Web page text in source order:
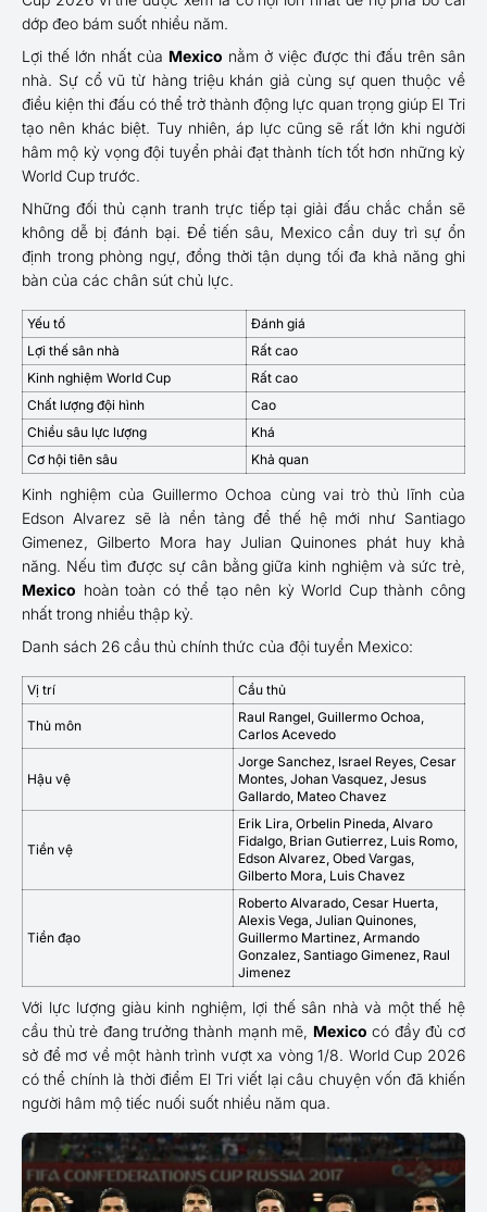
dớp đeo bám suốt nhiều năm.
Lợi thế lớn nhất của Mexico nằm ở việc được thi đấu trên sân
nhà. Sự cổ vũ từ hàng triệu khán giả cùng sự quen thuộc về
điều kiện thi đấu có thể trở thành động lực quan trọng giúp El Tri
tạo nên khác biệt. Tuy nhiên, áp lực cũng sẽ rất lớn khi người
hâm mộ kỳ vọng đội tuyển phải đạt thành tích tốt hơn những kỳ
World Cup trước.
Những đối thủ cạnh tranh trực tiếp tại giải đấu chắc chắn sẽ
không dễ bị đánh bại. Để tiến sâu, Mexico cần duy trì sự ổn
định trong phòng ngự, đồng thời tận dụng tối đa khả năng ghi
bàn của các chân sút chủ lực.
Yếu tố
Đánh giá
Lợi thế sân nhà
Rất cao
Kinh nghiệm World Cup
Rất cao
Chất lượng đội hình
Cao
Chiều sâu lực lượng
Khá
Cơ hội tiên sâu
Khả quan
Kinh nghiệm của Guillermo Ochoa cùng vai trò thủ lĩnh của
Edson Alvarez sẽ là nền tảng để thế hệ mới như Santiago
Gimenez, Gilberto Mora hay Julian Quinones phát huy khả
năng. Nếu tìm được sự cân bằng giữa kinh nghiệm và sức trẻ,
Mexico hoàn toàn có thể tạo nên kỳ World Cup thành công
nhất trong nhiều thập kỷ.
Danh sách 26 cầu thủ chính thức của đội tuyển Mexico:
Vị trí Cầu thủ
Thủ môn
Raul Rangel, Guillermo Ochoa,
Carlos Acevedo
Hậu vệ
Jorge Sanchez, Israel Reyes, Cesar
Montes, Johan Vasquez, Jesus
Gallardo, Mateo Chavez
Tiền vệ
Erik Lira, Orbelin Pineda, Alvaro
Fidalgo, Brian Gutierrez, Luis Romo,
Edson Alvarez, Obed Vargas,
Gilberto Mora, Luis Chavez
Tiền đạo
Roberto Alvarado, Cesar Huerta,
Alexis Vega, Julian Quinones,
Guillermo Martinez, Armando
Gonzalez, Santiago Gimenez, Raul
Jimenez
Với lực lượng giàu kinh nghiệm, lợi thế sân nhà và một thế hệ
cầu thủ trẻ đang trưởng thành mạnh mẽ, Mexico có đầy đủ cơ
sở để mơ về một hành trình vượt xa vòng 1/8. World Cup 2026
có thể chính là thời điểm El Tri viết lại câu chuyện vốn đã khiến
người hâm mộ tiếc nuối suốt nhiều năm qua.